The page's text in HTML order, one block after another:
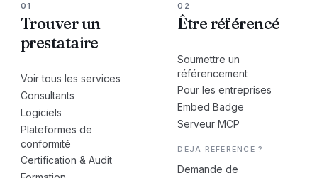
01
Trouver un
prestataire
Voir tous les services
Consultants
Logiciels
Plateformes de
conformité
Certification & Audit
02
Être référencé
Soumettre un
référencement
Pour les entreprises
Embed Badge
Serveur MCP
DÉJÀ RÉFÉRENCÉ ?
Demande de